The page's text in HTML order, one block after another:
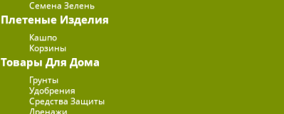
Семена Зелень
Плетеные Изделия
Кашпо
Корзины
Товары Для Дома
Грунты
Удобрения
Средства Защиты
Дренажи